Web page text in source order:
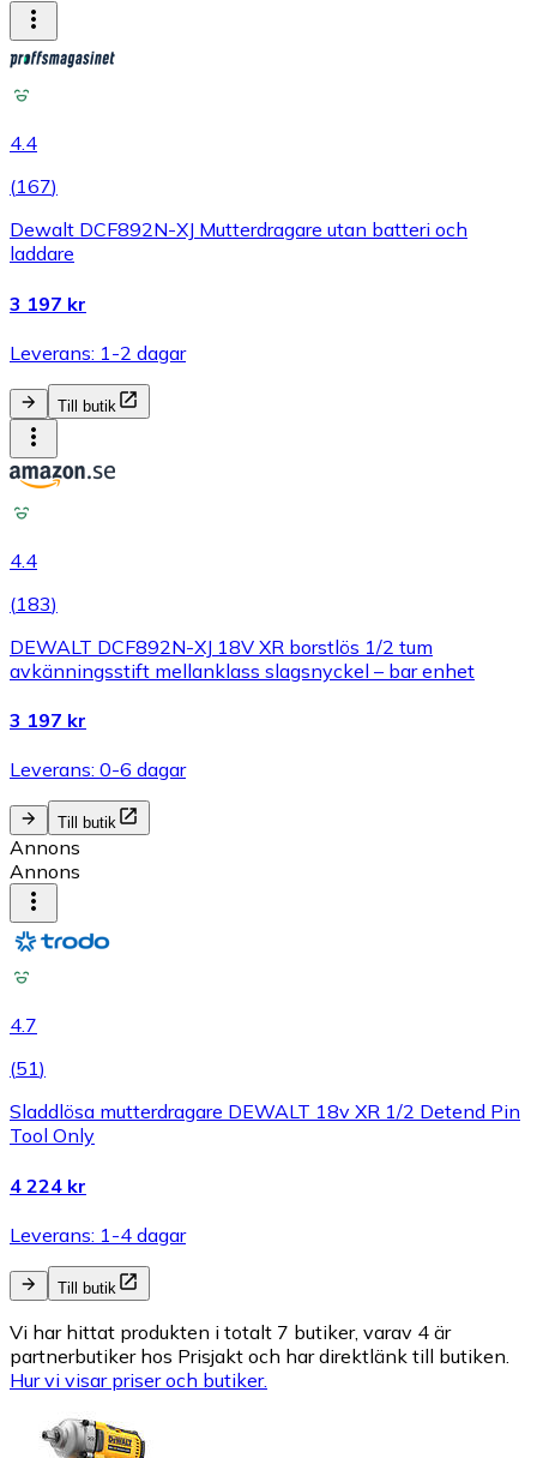
4.4
(167)
Dewalt DCF892N-XJ Mutterdragare utan batteri och
laddare
3 197 kr
Leverans: 1-2 dagar
Till butik
4.4
(183)
DEWALT DCF892N-XJ 18V XR borstlös 1/2 tum
avkänningsstift mellanklass slagsnyckel – bar enhet
3 197 kr
Leverans: 0-6 dagar
Till butik
Annons
Annons
4.7
(51)
Sladdlösa mutterdragare DEWALT 18v XR 1/2 Detend Pin
Tool Only
4 224 kr
Leverans: 1-4 dagar
Till butik
Vi har hittat produkten i totalt 7 butiker, varav 4 är
partnerbutiker hos Prisjakt och har direktlänk till butiken.
Hur vi visar priser och butiker.